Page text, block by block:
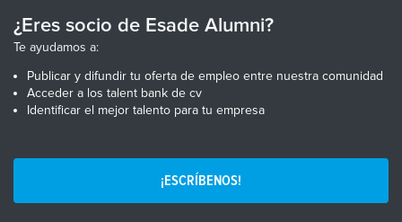
¿Eres socio de Esade Alumni?
Te ayudamos a:
Publicar y difundir tu oferta de empleo entre nuestra comunidad
Acceder a los talent bank de cv
Identificar el mejor talento para tu empresa
¡ESCRÍBENOS!